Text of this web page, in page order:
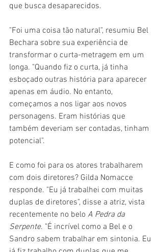
que busca desaparecidos.
"Foi uma coisa tão natural", resumiu Bel
Bechara sobre sua experiência de
transformar o curta-metragem em um
longa. "Quando fiz o curta, já tinha
esboçado outras história para aparecer
apenas em áudio. No entanto,
começamos a nos ligar aos novos
personagens. Eram histórias que
também deveriam ser contadas, tinham
potencial".
E como foi para os atores trabalharem
com dois diretores? Gilda Nomacce
responde. "Eu já trabalhei com muitas
duplas de diretores", disse a atriz, vista
recentemente no belo A Pedra da
Serpente. "É incrível como a Bel e o
Sandro sabem trabalhar em sintonia. Eu